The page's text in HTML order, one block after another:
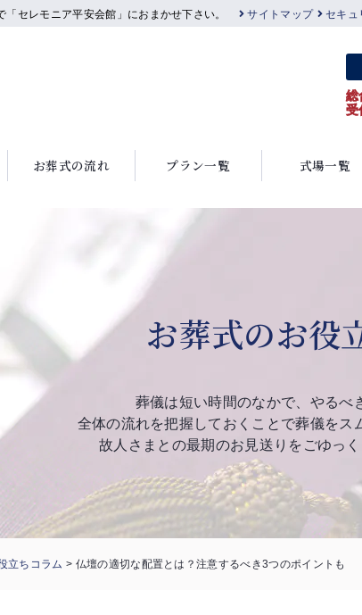
セレモニア平安会館」におまかせ下さい。 サイトマップ セキュ
総
受
お葬式の流れ プラン一覧 式場一覧
お葬式のお役
葬儀は短い時間のなかで、やるべ
全体の流れを把握しておくことで葬儀をス
故人さまとの最期のお見送りをごゆっ
立ちコラム > 仏壇の適切な配置とは？注意するべき3つのポイントも